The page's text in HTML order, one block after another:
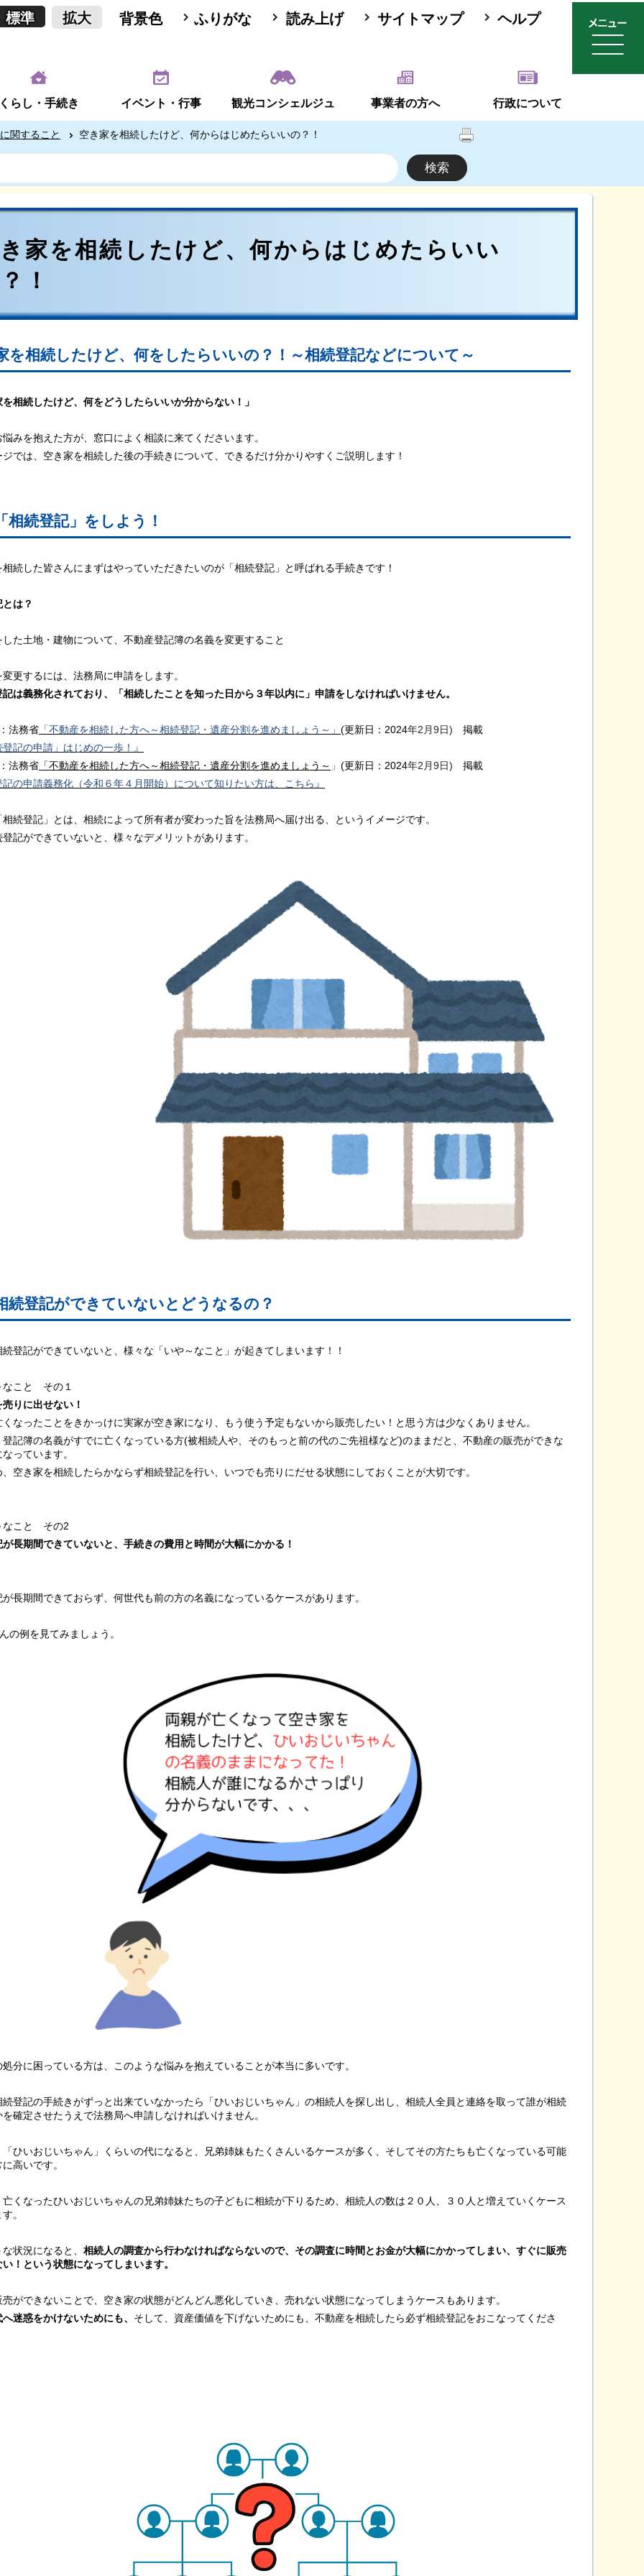
標準 拡大 背景色 ふりがな 読み上げ サイトマップ ヘルプ
らし・手続き イベント・行事 観光コンシェルジュ 事業者の方へ 行政について
関すること 空き家を相続したけど、何からはじめたらいいの？！
家を相続したけど、何からはじめたらいい
！
を相続したけど、何をしたらいいの？！ ～相続登記などについて～
相続したけど、何をどうしたらいいか分からない！」
みを抱えた方が、窓口によく相談に来てくださいます。
では、空き家を相続した後の手続きについて、できるだけ分かりやすくご説明します！
相続登記」をしよう！
続した皆さんにまずはやっていただきたいのが「相続登記」と呼ばれる手続きです！
は？
た土地・建物について、不動産登記簿の名義を変更すること
更するには、法務局に申請をします。
は義務化されており、「相続したことを知った日から３年以内に」申請をしなければいけません。
法務省 「不動産を相続した方へ～相続登記・遺産分割を進めましょう～」 (更新日：2024年2月9日) 掲載
記の申請」はじめの一歩！』
法務省 「不動産を相続した方へ～相続登記・遺産分割を進めましょう～ 」 (更新日：2024年2月9日) 掲載
の申請義務化（令和６年４月開始）について知りたい方は、こちら』
続登記」とは、相続によって所有者が変わった旨を法務局へ届け出る、というイメージです。
記ができていないと、様々なデメリットがあります。
続登記ができていないとどうなるの？
登記ができていないと、様々な「いや～なこと」が起きてしまいます！！
こと その１
りに出せない！
なったことをきかっけに実家が空き家になり、もう使う予定もないから販売したい！と思う方は少なくありません。
登記簿の名義がすでに亡くなっている方(被相続人や、そのもっと前の代のご先祖様など)のままだと、不動産の販売ができな
っています。
空き家を相続したらかならず相続登記を行い、いつでも売りにだせる状態にしておくことが大切です。
なこと その2
長期間できていないと、 手続きの費用と時間が大幅にかかる！
長期間できておらず、何世代も前の方の名義になっているケースがあります。
の例を見てみましょう。
分に困っている方は、このような悩みを抱えていることが本当に多いです。
続登記の手続きがずっと出来ていなかったら「ひいおじいちゃん」の相続人を探し出し、相続人全員と連絡を取って誰が相続
確定させたうえで法務局へ申請しなければいけません。
「ひいおじいちゃん」くらいの代になると、兄弟姉妹もたくさんいるケースが多く、そしてその方たちも亡くなっている可能
高いです。
亡くなったひいおじいちゃんの兄弟姉妹たちの子どもに相続が下りるため、相続人の数は２０人、３０人と増えていくケース
。
状況になると、 相続人の調査から行わなければならないので、その調査に時間とお金が大幅にかかってしまい、すぐに販売
！という状態になってしまいます。
ができないことで、空き家の状態がどんどん悪化していき、売れない状態になってしまうケースもあります。
迷惑をかけないためにも、 そして、資産価値を下げないためにも、不動産を相続したら必ず相続登記をおこなってくださ